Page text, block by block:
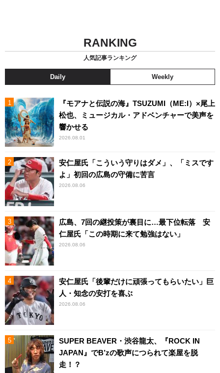
RANKING
人気記事ランキング
Daily Weekly
『モアナと伝説の海』TSUZUMI（ME:I）×尾上
松也、ミュージカル・アドベンチャーで美声を
響かせる
2026.08.01
安仁屋氏「こういう守りはダメ」、「ミスです
よ」初回の広島の守備に苦言
2026.08.06
広島、7回の継投策が裏目に…最下位転落 安
仁屋氏「この時期に来て勉強はない」
2026.08.06
安仁屋氏「後輩だけに頑張ってもらいたい」巨
人・知念の安打を喜ぶ
2026.08.06
SUPER BEAVER・渋谷龍太、『ROCK IN
JAPAN』でB’zの歌声につられて楽屋を脱
走！？